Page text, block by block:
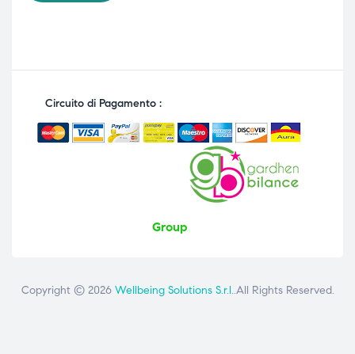
Circuito di Pagamento :
Group
Copyright © 2026 Wellbeing Solutions S.r.l..All Rights Reserved.